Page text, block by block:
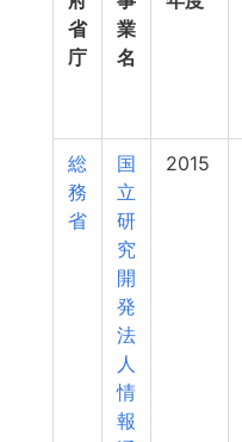
省
庁
業
名
総
務
省
国
立
研
究
開
発
法
人
情
報
2015